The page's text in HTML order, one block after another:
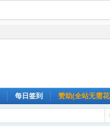
每日签到 赞助(全站无需